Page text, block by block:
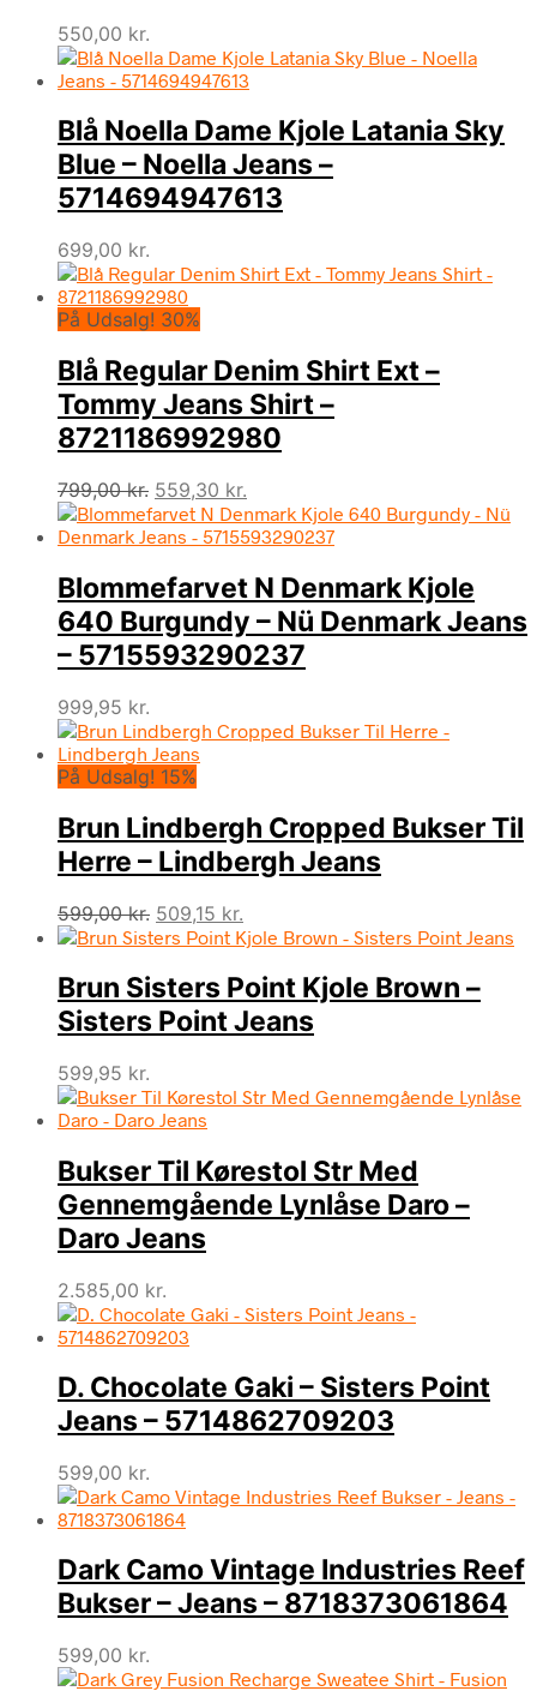
550,00 kr.
Blå Noella Dame Kjole Latania Sky
Blue – Noella Jeans –
5714694947613
699,00 kr.
På Udsalg! 30%
Blå Regular Denim Shirt Ext –
Tommy Jeans Shirt –
8721186992980
799,00kr. Den
oprindelige
pris
799,00 kr..
559,30 kr.
aktuelle
pris
559,30 kr..
Blommefarvet N Denmark Kjole
640 Burgundy – Nü Denmark Jeans
– 5715593290237
999,95 kr.
På Udsalg! 15%
Brun Lindbergh Cropped Bukser Til
Herre – Lindbergh Jeans
599,00kr. Den
oprindelige
var:
599,00 kr..
509,15 kr.
aktuelle
er:
509,15 kr..
Brun Sisters Point Kjole Brown –
Sisters Point Jeans
599,95 kr.
Bukser Til Kørestol Str Med
Gennemgående Lynlåse Daro –
Daro Jeans
2.585,00 kr.
D. Chocolate Gaki – Sisters Point
Jeans – 5714862709203
599,00 kr.
Dark Camo Vintage Industries Reef
Bukser – Jeans – 8718373061864
599,00 kr.